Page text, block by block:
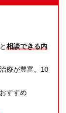
相談できる内
療が豊富。10
すすめ